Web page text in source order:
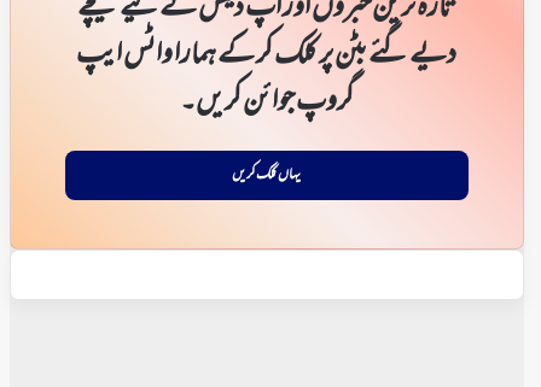
دیے گئے بٹن پر کلک کر کے ہمارا واٹس ایپ
گروپ جوائن کریں۔
یہاں کلک کریں